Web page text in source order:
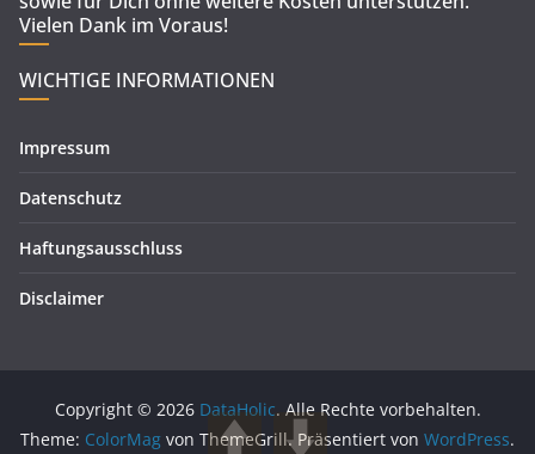
Vielen Dank im Voraus!
WICHTIGE INFORMATIONEN
Impressum
Datenschutz
Haftungsausschluss
Disclaimer
Copyright © 2026 DataHolic. Alle Rechte vorbehalten.
Theme: ColorMag von ThemeGrill. Präsentiert von WordPress.